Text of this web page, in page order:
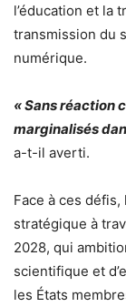
l’éducation et la
transmission du
numérique.
« Sans réaction
marginalisés
a-t-il averti.
Face à ces
stratégique à
2028, qui
scientifique et
les États